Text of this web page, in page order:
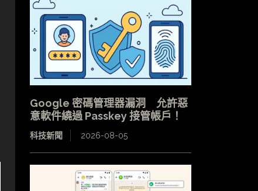
Google 密碼管理器漏洞 允許惡
意軟件繞過 Passkey 接管帳戶！
科技新聞 2026-08-05